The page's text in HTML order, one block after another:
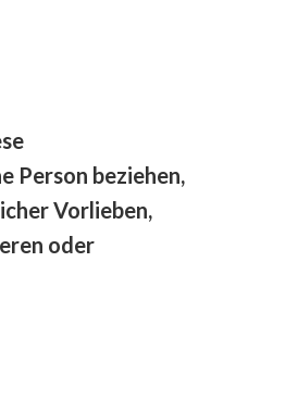
Person beziehen,
Vorlieben,
oder